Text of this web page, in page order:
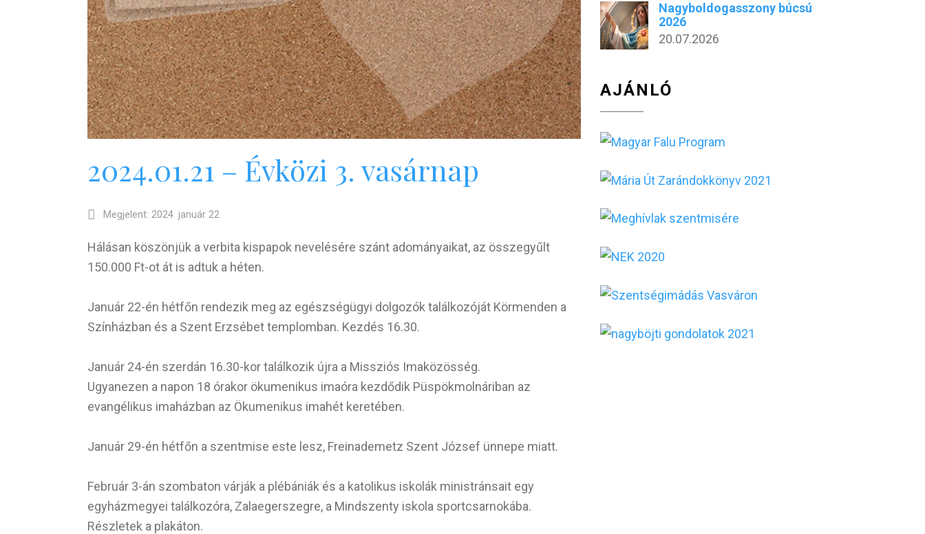
2024.01.21 – Évközi 3. vasárnap
Megjelent: 2024. január 22.
Hálásan köszönjük a verbita kispapok nevelésére szánt adományaikat, az összegyűlt
150.000 Ft-ot át is adtuk a héten.
Január 22-én hétfőn rendezik meg az egészségügyi dolgozók találkozóját Körmenden a
Színházban és a Szent Erzsébet templomban. Kezdés 16.30.
Január 24-én szerdán 16.30-kor találkozik újra a Missziós Imaközösség.
Ugyanezen a napon 18 órakor ökumenikus imaóra kezdődik Püspökmolnáriban az
evangélikus imaházban az Ökumenikus imahét keretében.
Január 29-én hétfőn a szentmise este lesz, Freinademetz Szent József ünnepe miatt.
Február 3-án szombaton várják a plébániák és a katolikus iskolák ministránsait egy
egyházmegyei találkozóra, Zalaegerszegre, a Mindszenty iskola sportcsarnokába.
Részletek a plakáton.
Nagyboldogasszony búcsú
2026
20.07.2026
AJÁNLÓ